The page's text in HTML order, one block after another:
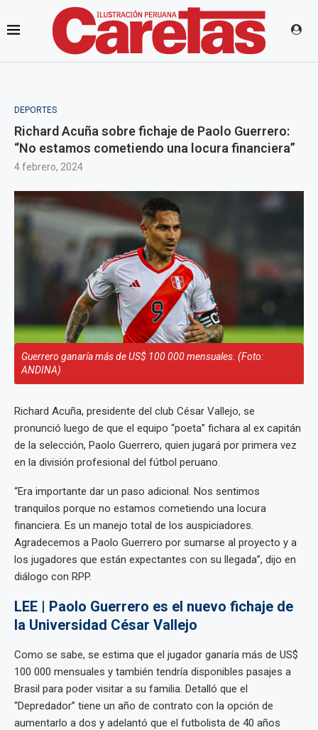
DEPORTES
Richard Acuña sobre fichaje de Paolo Guerrero:
“No estamos cometiendo una locura financiera”
4 febrero, 2024
Guerrero ganaría más de US$ 100 000 mensuales. (Foto:
ANDINA)
Richard Acuña, presidente del club César Vallejo, se
pronunció luego de que el equipo “poeta” fichara al ex capitán
de la selección, Paolo Guerrero, quien jugará por primera vez
en la división profesional del fútbol peruano.
“Era importante dar un paso adicional. Nos sentimos
tranquilos porque no estamos cometiendo una locura
financiera. Es un manejo total de los auspiciadores.
Agradecemos a Paolo Guerrero por sumarse al proyecto y a
los jugadores que están expectantes con su llegada”, dijo en
diálogo con RPP.
LEE | Paolo Guerrero es el nuevo fichaje de
la Universidad César Vallejo
Como se sabe, se estima que el jugador ganaría más de US$
100 000 mensuales y también tendría disponibles pasajes a
Brasil para poder visitar a su familia. Detalló que el
“Depredador” tiene un año de contrato con la opción de
aumentarlo a dos y adelantó que el futbolista de 40 años